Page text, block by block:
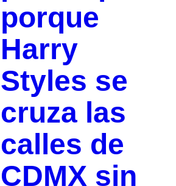
porque
Harry
Styles se
cruza las
calles de
CDMX sin